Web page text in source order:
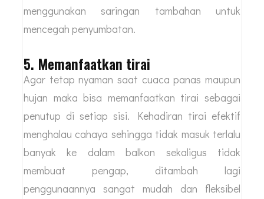
menggunakan saringan tambahan untuk
mencegah penyumbatan.
5. Memanfaatkan tirai
Agar tetap nyaman saat cuaca panas maupun
hujan maka bisa memanfaatkan tirai sebagai
penutup di setiap sisi. Kehadiran tirai efektif
menghalau cahaya sehingga tidak masuk terlalu
banyak ke dalam balkon sekaligus tidak
membuat pengap, ditambah lagi
penggunaannya sangat mudah dan fleksibel